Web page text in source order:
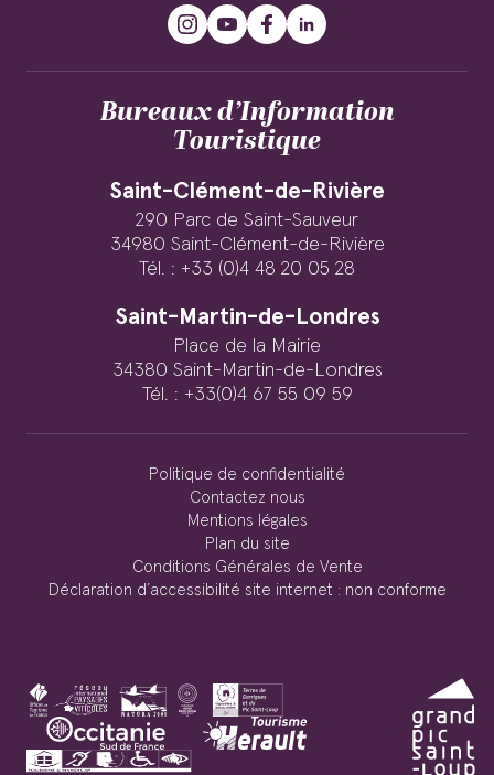
Bureaux d’Information
Touristique
Saint-Clément-de-Rivière
290 Parc de Saint-Sauveur
34980 Saint-Clément-de-Rivière
Tél. : +33 (0)4 48 20 05 28
Saint-Martin-de-Londres
Place de la Mairie
34380 Saint-Martin-de-Londres
Tél. : +33(0)4 67 55 09 59
Politique de confidentialité
Contactez nous
Mentions légales
Plan du site
Conditions Générales de Vente
Déclaration d’accessibilité site internet : non conforme